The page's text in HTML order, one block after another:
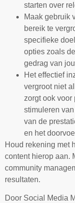
starten over
Maak gebruik
bereik te
specifieke
opties zoals
gedrag van
Het effectief
vergroot niet
zorgt ook
stimuleren
van de
en het
Houd rekening met
content hierop aan.
community
resultaten.
Door Social Media